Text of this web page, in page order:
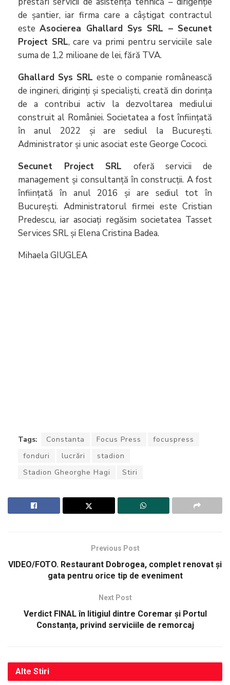
de șantier, iar firma care a câștigat contractul
esteAsocierea Ghallard Sys SRL – Secunet
Project SRL, care va primi pentru serviciile sale
suma de 1,2 milioane de lei, fără TVA.
Ghallard Sys SRL este o companie românească
de ingineri, diriginți și specialiști, creată din dorința
de a contribui activ la dezvoltarea mediului
construit al României. Societatea a fost înființată
în anul 2022 și are sediul la București.
Administrator și unic asociat este George Cococi.
Secunet Project SRL oferă servicii de
management și consultanță în construcții. A fost
înființată în anul 2016 și are sediul tot în
București. Administratorul firmei este Cristian
Predescu, iar asociați regăsim societatea Tasset
Services SRL și Elena Cristina Badea.
Mihaela GIUGLEA
Tags: Constanta Focus Press
focuspress
fonduri
lucrări
stadion
Stadion Gheorghe Hagi
Stiri
Previous Post
VIDEO/FOTO. Restaurant Dobrogea, complet renovat și
gata pentru orice tip de eveniment
Next Post
Verdict FINAL în litigiul dintre Coremar și Portul
Constanța, privind serviciile de remorcaj
Alte Stiri